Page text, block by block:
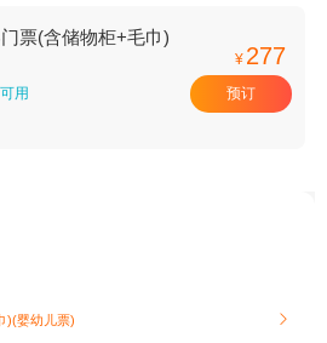
票(含储物柜+毛巾)
用
¥ 277
预订
)(婴幼儿票) 